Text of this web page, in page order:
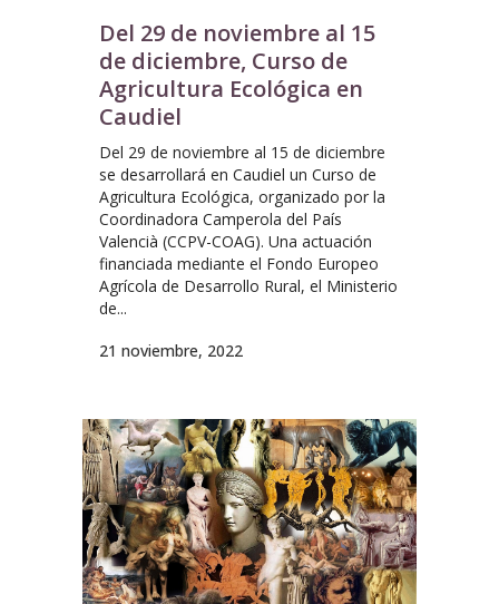
Del 29 de noviembre al 15
de diciembre, Curso de
Agricultura Ecológica en
Caudiel
Del 29 de noviembre al 15 de diciembre
se desarrollará en Caudiel un Curso de
Agricultura Ecológica, organizado por la
Coordinadora Camperola del País
Valencià (CCPV-COAG). Una actuación
financiada mediante el Fondo Europeo
Agrícola de Desarrollo Rural, el Ministerio
de...
21 noviembre, 2022